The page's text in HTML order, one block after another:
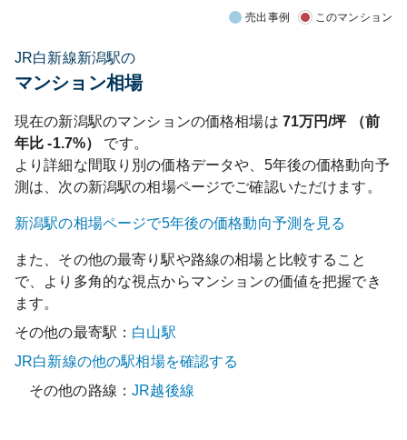
売出事例 このマンション
JR白新線新潟駅の
マンション相場
現在の新潟駅のマンションの価格相場は 71万円/坪 （前
年比-1.7%）
です。
より詳細な間取り別の価格データや、5年後の価格動向予
測は、次の新潟駅の相場ページでご確認いただけます。
新潟駅の相場ページで5年後の価格動向予測を見る
また、その他の最寄り駅や路線の相場と比較すること
で、より多角的な視点からマンションの価値を把握でき
ます。
その他の最寄駅： 白山駅
JR白新線の他の駅相場を確認する
その他の路線：JR越後線